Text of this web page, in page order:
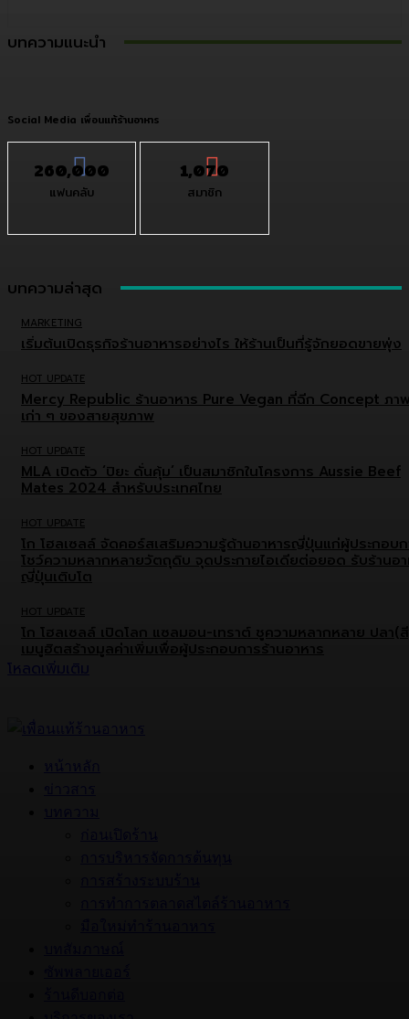
บทความแนะนำ
Social Media เพื่อนแท้ร้านอาหาร
260,000
แฟนคลับ
1,070
สมาชิก
บทความล่าสุด
MARKETING
เริ่มต้นเปิดธุรกิจร้านอาหารอย่างไร ให้ร้านเป็นที่รู้จักยอดขายพุ่ง
HOT UPDATE
Mercy Republic ร้านอาหาร Pure Vegan ที่ฉีก Concept ภา
เก่า ๆ ของสายสุขภาพ
HOT UPDATE
MLA เปิดตัว ‘ปิยะ ดั่นคุ้ม’ เป็นสมาชิกในโครงการ Aussie Beef
Mates 2024 สำหรับประเทศไทย
HOT UPDATE
โก โฮลเซลล์ จัดคอร์สเสริมความรู้ด้านอาหารญี่ปุ่นแก่ผู้ประกอบ
โชว์ความหลากหลายวัตถุดิบ จุดประกายไอเดียต่อยอด รับร้านอ
ญี่ปุ่นเติบโต
HOT UPDATE